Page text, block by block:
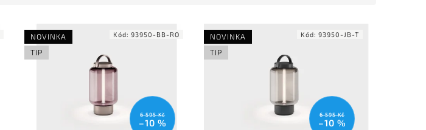
NOVINKA
TIP
6 595 Kč
–10 %
Kód:93950-BB-RO
NOVINKA
TIP
6 595 Kč
–10 %
Kód:93950-JB-T